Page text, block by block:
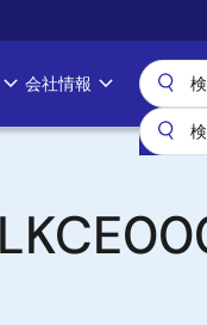
会社情報